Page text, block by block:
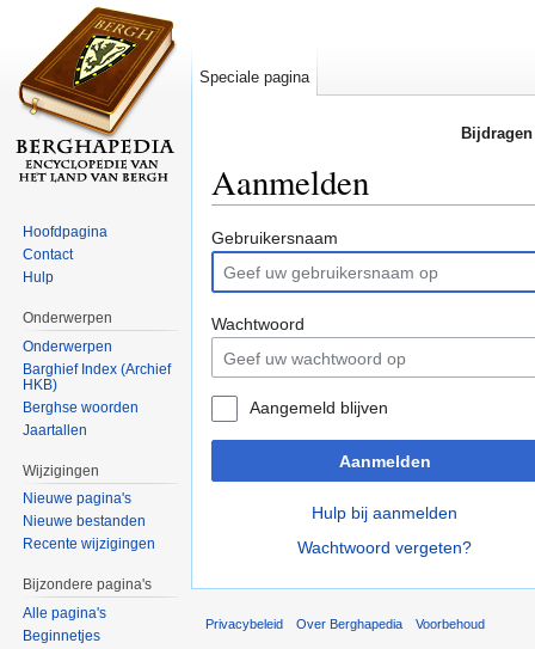
Aanmelden
Gebruikersnaam
Wachtwoord
Aangemeld blijven
Aanmelden
Hulp bij aanmelden
Wachtwoord vergeten?
Speciale pagina
Hoofdpagina
Contact
Hulp
Onderwerpen
Onderwerpen
Barghief Index (Archief
HKB)
Berghse woorden
Jaartallen
Wijzigingen
Nieuwe pagina's
Nieuwe bestanden
Recente wijzigingen
Bijzondere pagina's
Alle pagina's
Beginnetjes
Privacybeleid Over Berghapedia Voorbehoud